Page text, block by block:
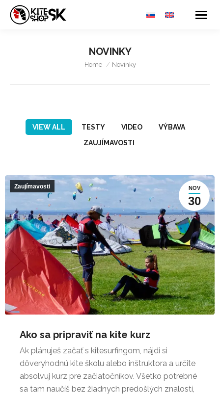
NOVINKY
You are here:
Home Novinky
VIEW ALL TESTY VIDEO
VÝBAVA
ZAUJÍMAVOSTI
NOV
30
Zaujímavosti
Ako sa pripraviť na kite kurz
Ak plánuješ začať s kitesurfingom, nájdi si
dôveryhodnú kite školu alebo inštruktora a určite
absolvuj kurz pre začiatočníkov. Všetko potrebné
sa tam naučíš bez žiadnych predošlých znalostí,